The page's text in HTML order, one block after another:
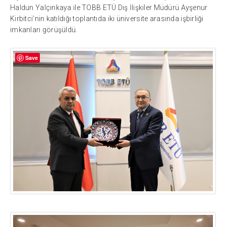
Haldun Yalçınkaya ile TOBB ETÜ Dış İlişkiler Müdürü Ayşenur
Kirbitci’nin katıldığı toplantıda iki üniversite arasında işbirliği
imkanları görüşüldü.
Save